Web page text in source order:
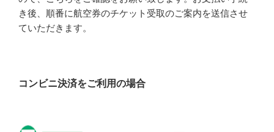
き後、順番に航空券のチケット受取のご案内を送信させ
ていただきます。
コンビニ決済をご利用の場合